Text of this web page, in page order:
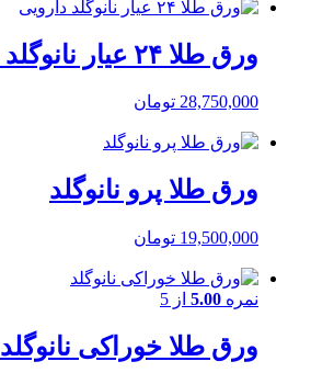
ورق طلا ۲۴ عیار نانوگلد دارویی
28,750,000 تومان
ورق طلا پرو نانوگلد
19,500,000 تومان
نمره 5.00 از 5
ورق طلا خوراکی نانوگلد